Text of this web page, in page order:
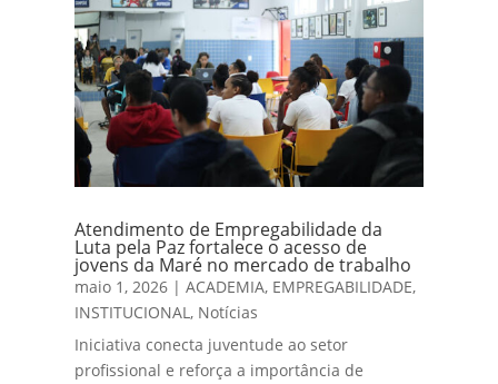
Atendimento de Empregabilidade da
Luta pela Paz fortalece o acesso de
jovens da Maré no mercado de trabalho
maio 1, 2026 |ACADEMIA, EMPREGABILIDADE,
INSTITUCIONAL, Notícias
Iniciativa conecta juventude ao setor
profissional e reforça a importância de